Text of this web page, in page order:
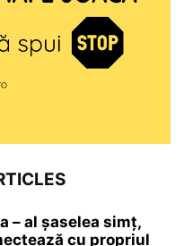
– al șaselea simț,
cu propriul